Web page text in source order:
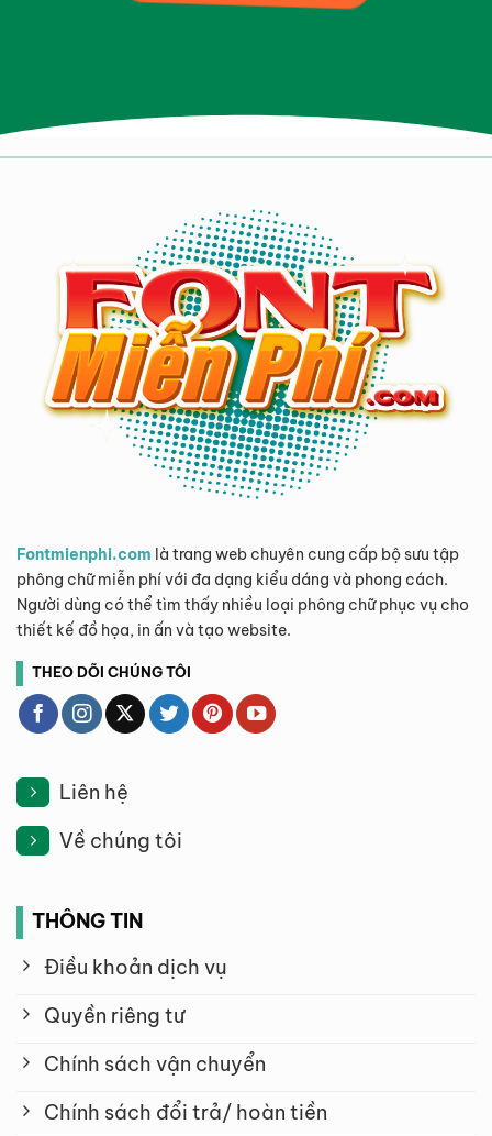
Fontmienphi.com là trang web chuyên cung cấp bộ sưu tập
phông chữ miễn phí với đa dạng kiểu dáng và phong cách.
Người dùng có thể tìm thấy nhiều loại phông chữ phục vụ cho
thiết kế đồ họa, in ấn và tạo website.
THEO DÕI CHÚNG TÔI
Liên hệ
Về chúng tôi
THÔNG TIN
Điều khoản dịch vụ
Quyền riêng tư
Chính sách vận chuyển
Chính sách đổi trả/ hoàn tiền